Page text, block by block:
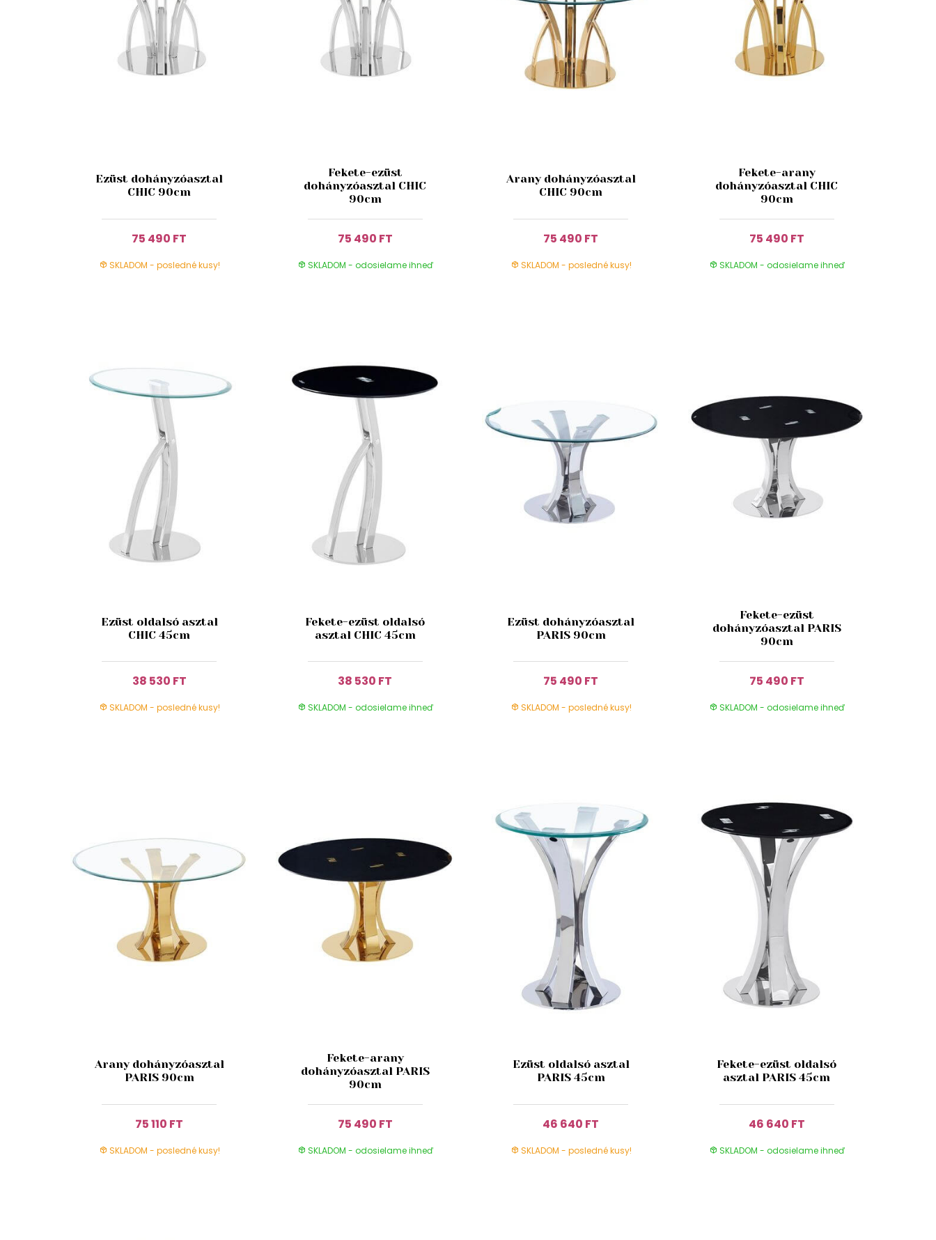
Ezüst dohányzóasztal
CHIC 90cm
75 490 FT
SKLADOM - posledné kusy!
Fekete-ezüst
dohányzóasztal CHIC
90cm
75 490 FT
SKLADOM - odosielame ihneď
Arany dohányzóasztal
CHIC 90cm
75 490 FT
SKLADOM - posledné kusy!
Fekete-arany
dohányzóasztal CHIC
90cm
75 490 FT
SKLADOM - odosielame ihneď
Ezüst oldalsó asztal
CHIC 45cm
38 530 FT
SKLADOM - posledné kusy!
Fekete-ezüst oldalsó
asztal CHIC 45cm
38 530 FT
SKLADOM - odosielame ihneď
Ezüst dohányzóasztal
PARIS 90cm
75 490 FT
SKLADOM - posledné kusy!
Fekete-ezüst
dohányzóasztal PARIS
90cm
75 490 FT
SKLADOM - odosielame ihneď
Arany dohányzóasztal
PARIS 90cm
75 110 FT
SKLADOM - posledné kusy!
Fekete-arany
dohányzóasztal PARIS
90cm
75 490 FT
SKLADOM - odosielame ihneď
Ezüst oldalsó asztal
PARIS 45cm
46 640 FT
SKLADOM - posledné kusy!
Fekete-ezüst oldalsó
asztal PARIS 45cm
46 640 FT
SKLADOM - odosielame ihneď